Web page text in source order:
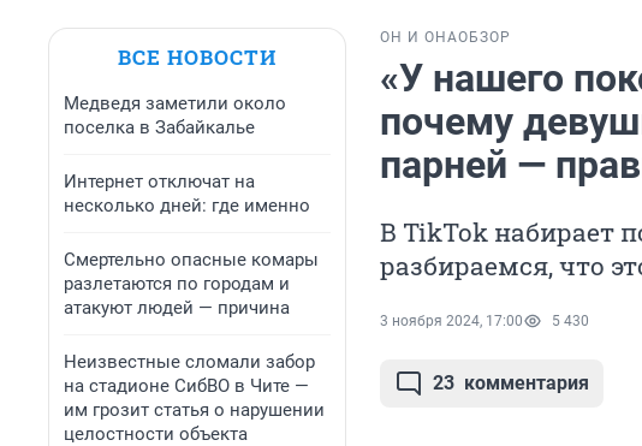
ВСЕ НОВОСТИ
Медведя заметили около
поселка в Забайкалье
Интернет отключат на
несколько дней: где именно
Смертельно опасные комары
разлетаются по городам и
атакуют людей — причина
Неизвестные сломали забор
на стадионе СибВО в Чите —
им грозит статья о нарушении
целостности объекта
ОН И ОНАОБЗОР
«У нашего
почему
парней —
В TikTok набирает
разбираемся, что
3 ноября 2024, 17:00 5 430
23 комментария